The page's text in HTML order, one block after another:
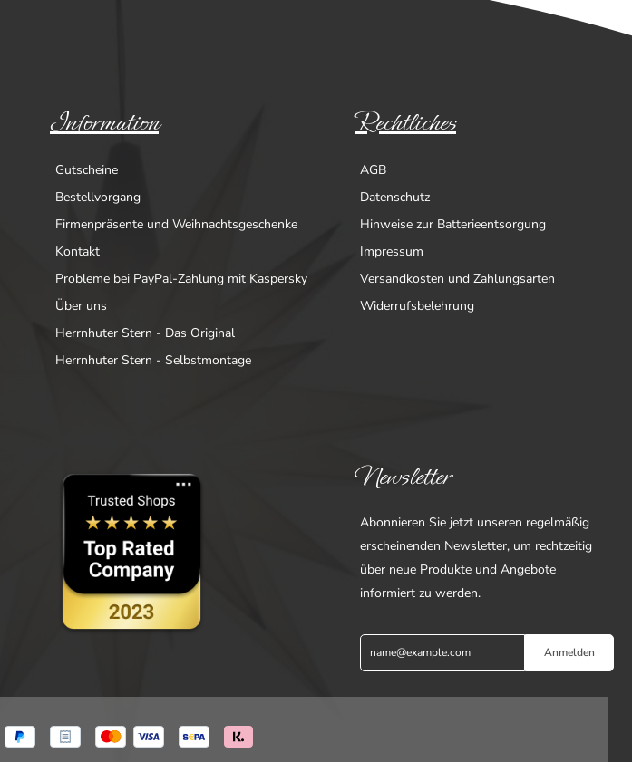
Information
Gutscheine
Bestellvorgang
Firmenpräsente und Weihnachtsgeschenke
Kontakt
Probleme bei PayPal-Zahlung mit Kaspersky
Über uns
Herrnhuter Stern - Das Original
Herrnhuter Stern - Selbstmontage
Rechtliches
AGB
Datenschutz
Hinweise zur Batterieentsorgung
Impressum
Versandkosten und Zahlungsarten
Widerrufsbelehrung
Newsletter
Abonnieren Sie jetzt unseren regelmäßig
erscheinenden Newsletter, um rechtzeitig
über neue Produkte und Angebote
informiert zu werden.
Anmelden